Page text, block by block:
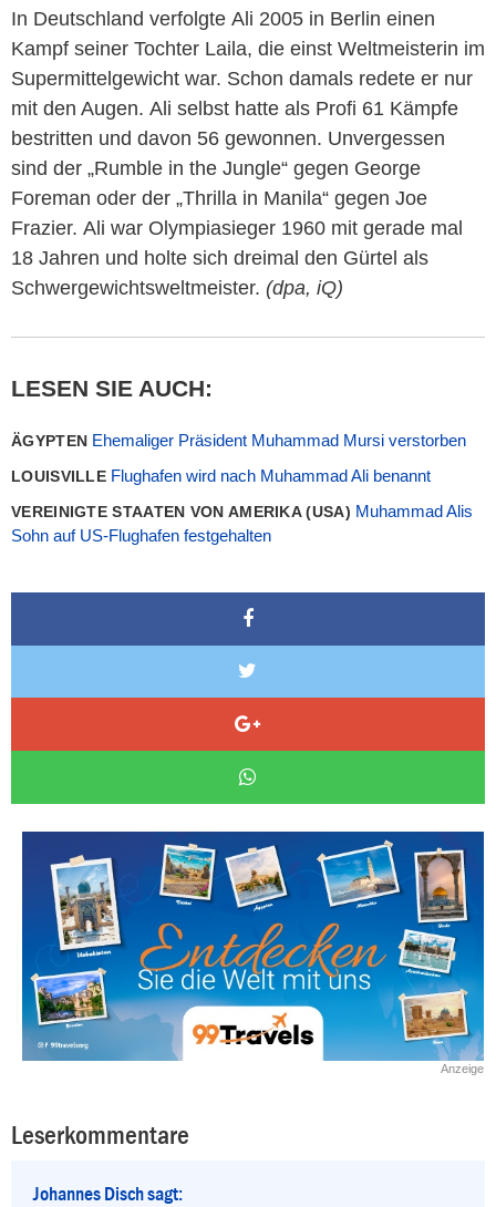
In Deutschland verfolgte Ali 2005 in Berlin einen
Kampf seiner Tochter Laila, die einst Weltmeisterin im
Supermittelgewicht war. Schon damals redete er nur
mit den Augen. Ali selbst hatte als Profi 61 Kämpfe
bestritten und davon 56 gewonnen. Unvergessen
sind der „Rumble in the Jungle“ gegen George
Foreman oder der „Thrilla in Manila“ gegen Joe
Frazier. Ali war Olympiasieger 1960 mit gerade mal
18 Jahren und holte sich dreimal den Gürtel als
Schwergewichtsweltmeister. (dpa, iQ)
LESEN SIE AUCH:
ÄGYPTEN Ehemaliger Präsident Muhammad Mursi verstorben
LOUISVILLE Flughafen wird nach Muhammad Ali benannt
VEREINIGTE STAATEN VON AMERIKA (USA) Muhammad Alis
Sohn auf US-Flughafen festgehalten
Anzeige
Leserkommentare
Johannes Disch sagt: